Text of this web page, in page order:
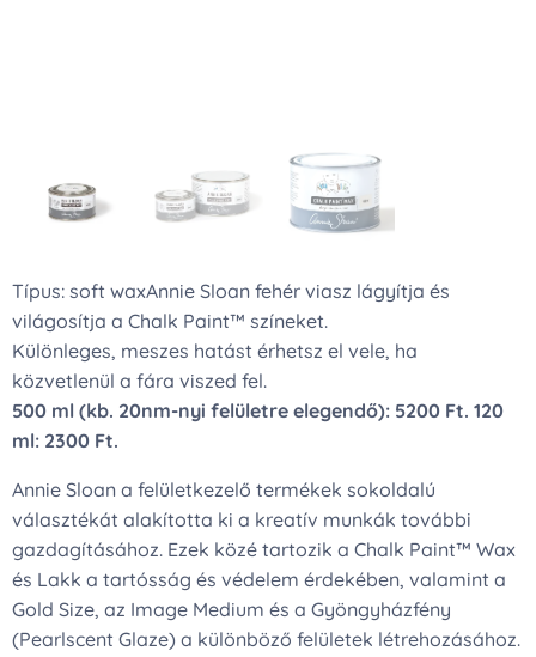
Típus: soft waxAnnie Sloan fehér viasz lágyítja és
világosítja a Chalk Paint™ színeket.
Különleges, meszes hatást érhetsz el vele, ha
közvetlenül a fára viszed fel.
500 ml (kb. 20nm-nyi felületre elegendő): 5200 Ft. 120
ml: 2300 Ft.
Annie Sloan a felületkezelő termékek sokoldalú
választékát alakította ki a kreatív munkák további
gazdagításához. Ezek közé tartozik a Chalk Paint™ Wax
és Lakk a tartósság és védelem érdekében, valamint a
Gold Size, az Image Medium és a Gyöngyházfény
(Pearlscent Glaze) a különböző felületek létrehozásához.